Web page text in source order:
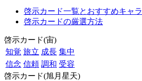
啓示カード一覧とおすすめキャラ
啓示カードの厳選方法
啓示カード(宙)
知覚 旅立 成長 集中
信念 信頼 調和 受容
啓示カード(旭月星天)